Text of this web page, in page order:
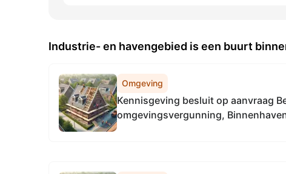
Industrie- en havengebied is een buurt
Omgeving
Kennisgeving besluit op aanvraag Besluit wijzigen
omgevingsvergunning,